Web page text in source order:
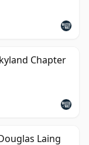
Chapter
Laing